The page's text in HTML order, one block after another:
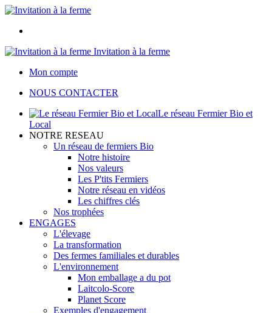
Invitation à la ferme
Mon compte
NOUS CONTACTER
Le réseau Fermier Bio et
Local
NOTRE RESEAU
Un réseau de fermiers Bio
Notre histoire
Nos valeurs
Les P'tits Fermiers
Notre réseau en vidéos
Les chiffres clés
Nos trophées
ENGAGES
L'élevage
La transformation
Des fermes familiales et durables
L'environnement
Mon emballage a du pot
Laitcolo-Score
Planet Score
Exemples d'engagement